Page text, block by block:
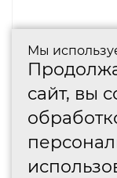
Мы
сайт, вы